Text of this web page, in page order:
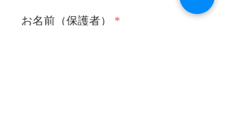
お名前（保護者）